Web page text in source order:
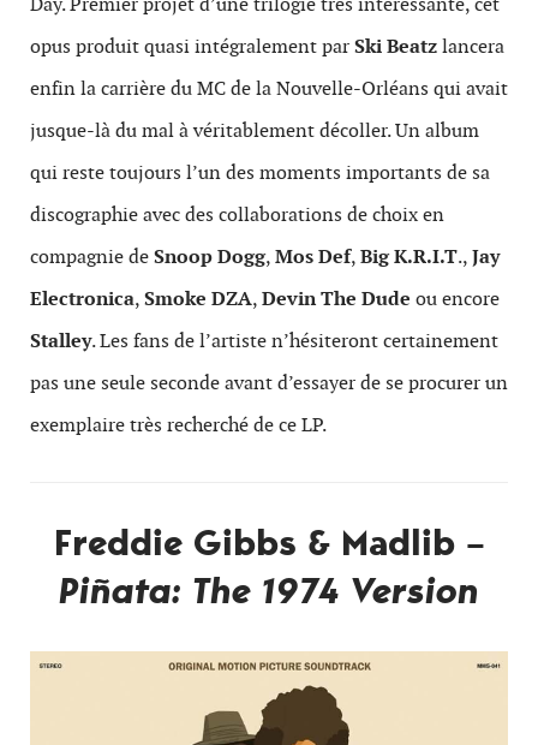
opus produit quasi intégralement parSki Beatzlancera
enfin la carrière du MC de la Nouvelle-Orléans qui avait
jusque-là du mal à véritablement décoller. Un album
qui reste toujours l’un des moments importants de sa
discographie avec des collaborations de choix en
compagnie deSnoop Dogg,Mos Def,Big K.R.I.T.,Jay
Electronica,Smoke DZA,Devin The Dude ou encore
Stalley. Les fans de l’artiste n’hésiteront certainement
pas une seule seconde avant d’essayer de se procurer un
exemplaire très recherché de ce LP.
Freddie Gibbs & Madlib –
Piñata: The 1974 Version